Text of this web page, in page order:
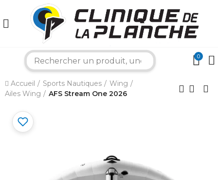
0
Accueil Sports Nautiques
Wing
Ailes Wing
AFS Stream One 2026